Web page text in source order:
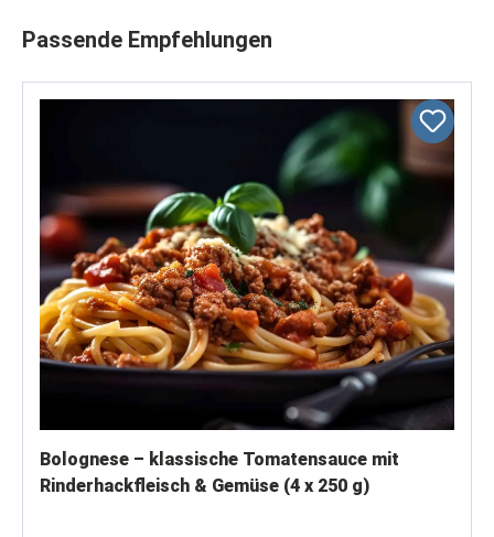
Produktgalerie überspringen
Passende Empfehlungen
Bolognese – klassische Tomatensauce mit
Rinderhackfleisch & Gemüse (4 x 250 g)